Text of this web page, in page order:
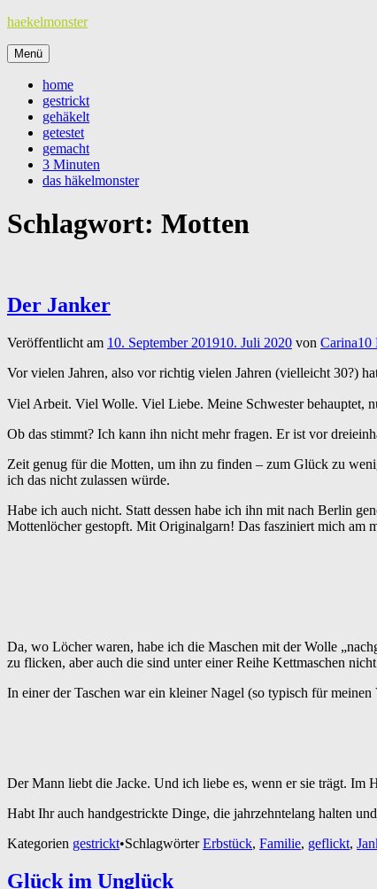
Zum
springen
haekelmonster
Menü
home
gestrickt
gehäkelt
getestet
gemacht
3 Minuten
das häkelmonster
Schlagwort: Motten
Der Janker
Veröffentlicht am 10. September 201910. Juli 2020 von Carina10
Vor vielen Jahren, also vor richtig vielen Jahren (vielleicht 30?)
Viel Arbeit. Viel Wolle. Viel Liebe. Meine Schwester behauptet,
Ob das stimmt? Ich kann ihn nicht mehr fragen. Er ist vor
Zeit genug für die Motten, um ihn zu finden – zum Glück zu
ich das nicht zulassen würde.
Habe ich auch nicht. Statt dessen habe ich ihn mit nach Berlin
Mottenlöcher gestopft. Mit Originalgarn! Das fasziniert mich am
Da, wo Löcher waren, habe ich die Maschen mit der Wolle
zu flicken, aber auch die sind unter einer Reihe Kettmaschen
In einer der Taschen war ein kleiner Nagel (so typisch für
Der Mann liebt die Jacke. Und ich liebe es, wenn er sie trägt. Im
Habt Ihr auch handgestrickte Dinge, die jahrzehntelang halten
Kategorien gestrickt•SchlagwörterErbstück, Familie, geflickt,
Glück im Unglück